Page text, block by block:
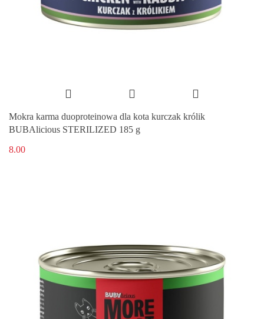
Mokra karma duoproteinowa dla kota kurczak królik
BUBAlicious STERILIZED 185 g
8.00